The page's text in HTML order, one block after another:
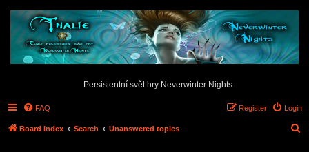
Persistentní svět hry Neverwinter Nights
FAQ Login
Register
Board index Search Unanswered topics